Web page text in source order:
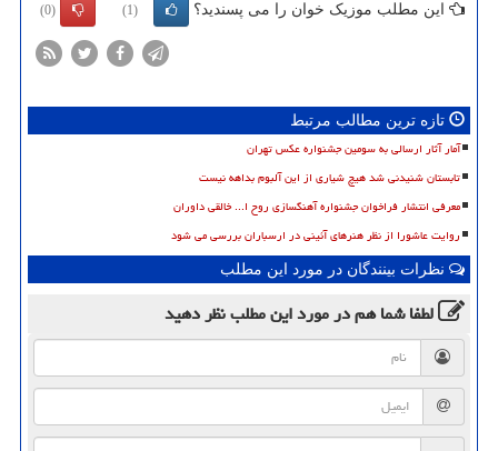
این مطلب موزیک خوان را می پسندید؟ (1)
(0)
تازه ترین مطالب مرتبط
آمار آثار ارسالی به سومین جشنواره عکس تهران
تابستان شنیدنی شد هیچ شیاری از این آلبوم بداهه نیست
معرفی انتشار فراخوان جشنواره آهنگسازی روح ا... خالقی داوران
روایت عاشورا از نظر هنرهای آئینی در ارسباران بررسی می شود
نظرات بینندگان در مورد این مطلب
لطفا شما همدر مورد این مطلبنظر دهید